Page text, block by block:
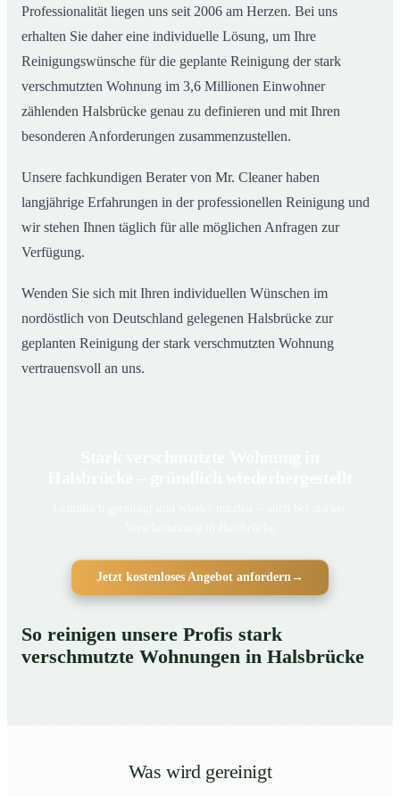
Professionalität liegen uns seit 2006 am Herzen. Bei uns
erhalten Sie daher eine individuelle Lösung, um Ihre
Reinigungswünsche für die geplante Reinigung der stark
verschmutzten Wohnung im 3,6 Millionen Einwohner
zählenden Halsbrücke genau zu definieren und mit Ihren
besonderen Anforderungen zusammenzustellen.
Unsere fachkundigen Berater von Mr. Cleaner haben
langjährige Erfahrungen in der professionellen Reinigung und
wir stehen Ihnen täglich für alle möglichen Anfragen zur
Verfügung.
Wenden Sie sich mit Ihren individuellen Wünschen im
nordöstlich von Deutschland gelegenen Halsbrücke zur
geplanten Reinigung der stark verschmutzten Wohnung
vertrauensvoll an uns.
Jetzt kostenloses Angebot anfordern→
So reinigen unsere Profis stark
verschmutzte Wohnungen in Halsbrücke
Was wird gereinigt